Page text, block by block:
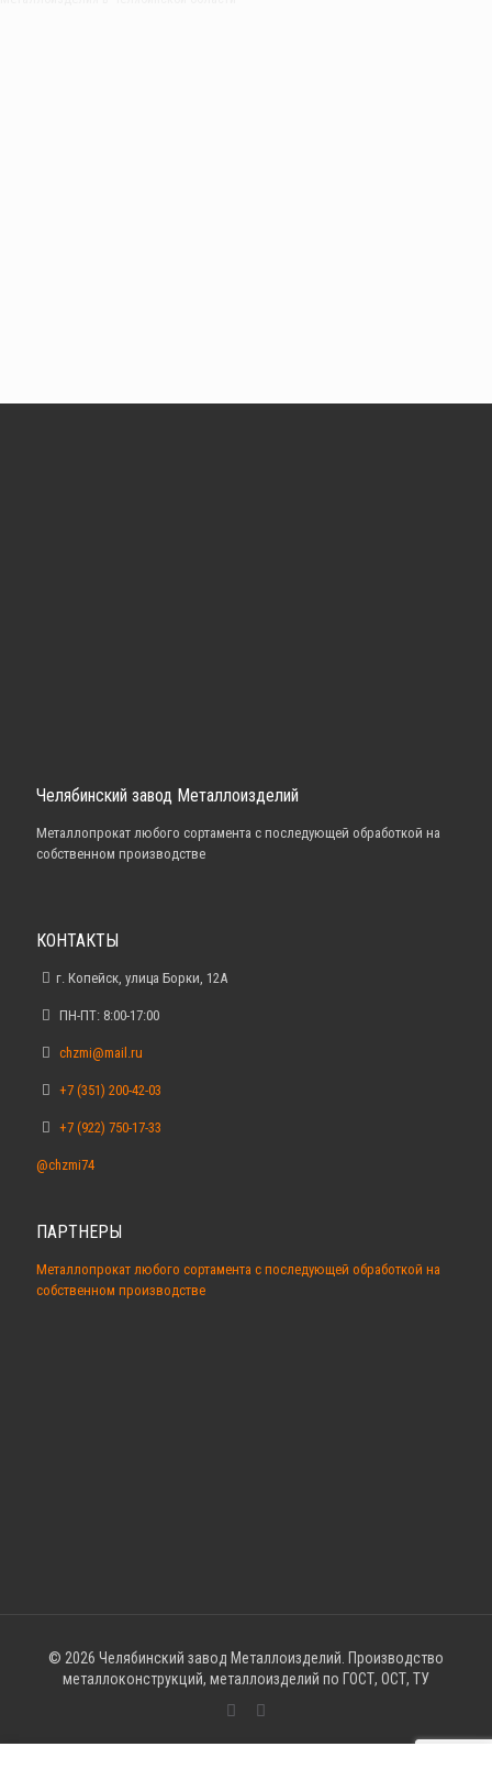
Челябинский завод Металлоизделий
Металлопрокат любого сортамента с последующей обработкой на
собственном производстве
КОНТАКТЫ
г. Копейск, улица Борки, 12А
ПН-ПТ: 8:00-17:00
chzmi@mail.ru
+7 (351) 200-42-03
+7 (922) 750-17-33
@chzmi74
ПАРТНЕРЫ
Металлопрокат любого сортамента с последующей обработкой на
собственном производстве
© 2026 Челябинский завод Металлоизделий. Производство
металлоконструкций, металлоизделий по ГОСТ, ОСТ, ТУ